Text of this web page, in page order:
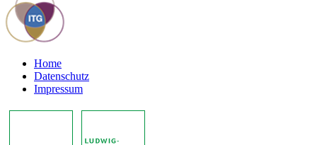
Home
Datenschutz
Impressum